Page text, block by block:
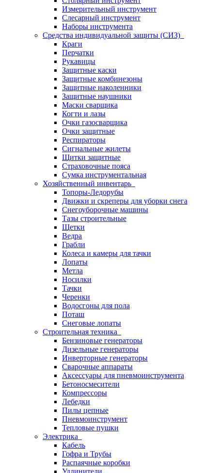
Измерительный инструмент
Слесарный инструмент
Наборы инструмента
Средства индивидуальной защиты (СИЗ)
Краги
Перчатки
Рукавицы
Защитные каски
Защитные комбинезоны
Защитные наколенники
Защитные наушники
Маски сварщика
Когти и лазы
Очки газосварщика
Очки защитные
Респираторы
Сигнальные жилеты
Щитки защитные
Страховочные пояса
Сумка инструментальная
Хозяйственный инвентарь
Топоры-Ледорубы
Движки и скреперы для уборки снега
Снегоуборочные машины
Тазы строительные
Щетки
Ведра
Грабли
Колеса и камеры для тачки
Лопаты
Метла
Носилки
Тачки
Черенки
Водосгоны для пола
Поташ
Снеговые лопаты
Строительная техника
Бензиновые генераторы
Дизельные генераторы
Инверторные генераторы
Сварочные аппараты
Аксессуары для пневмоинструмента
Бетоносмесители
Компрессоры
Лебедки
Пилы цепные
Пневмоинструмент
Тепловые пушки
Электрика
Кабель
Гофра и Трубы
Распаячные коробки
Удлинители